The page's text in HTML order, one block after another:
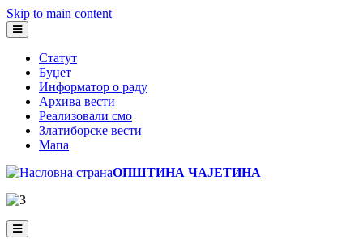
Skip to main content
Статут
Буџет
Информатор о раду
Архива вести
Реализовали смо
Златиборске вести
Мапа
ОПШТИНА ЧАЈЕТИНА